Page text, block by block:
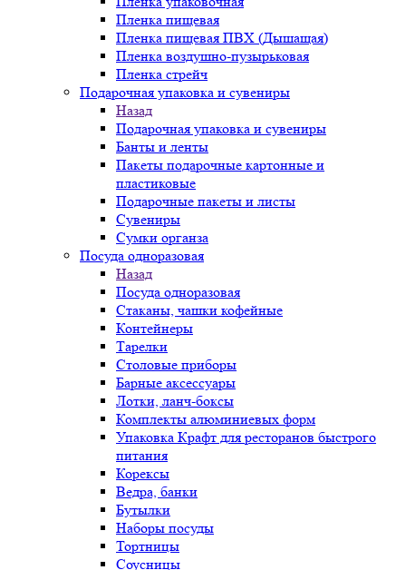
Пленка пищевая
Пленка пищевая ПВХ (Дышащая)
Пленка воздушно-пузырьковая
Пленка стрейч
Подарочная упаковка и сувениры
Назад
Подарочная упаковка и сувениры
Банты и ленты
Пакеты подарочные картонные и
пластиковые
Подарочные пакеты и листы
Сувениры
Сумки органза
Посуда одноразовая
Назад
Посуда одноразовая
Стаканы, чашки кофейные
Контейнеры
Тарелки
Столовые приборы
Барные аксессуары
Лотки, ланч-боксы
Комплекты алюминиевых форм
Упаковка Крафт для ресторанов быстрого
питания
Корексы
Ведра, банки
Бутылки
Наборы посуды
Тортницы
Соусницы